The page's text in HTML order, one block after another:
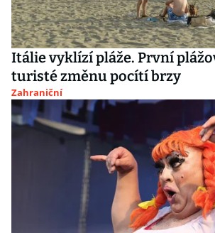
Itálie vyklízí pláže. První
turisté změnu pocítí brzy
Zahraniční